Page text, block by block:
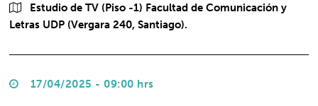
Estudio de TV (Piso -1) Facultad de Comunicación y
Letras UDP (Vergara 240, Santiago).
17/04/2025 - 09:00 hrs